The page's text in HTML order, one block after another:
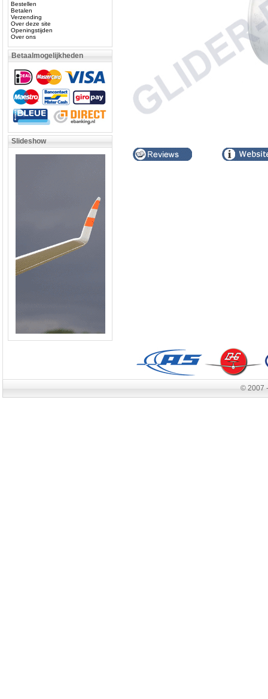
Bestellen
Betalen
Verzending
Over deze site
Openingstijden
Over ons
Betaalmogelijkheden
Slideshow
© 2007